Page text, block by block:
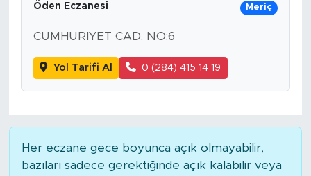
Öden Eczanesi Meriç
CUMHURIYET CAD. NO:6
Yol Tarifi Al 0 (284) 415 14 19
Her eczane gece boyunca açık olmayabilir,
bazıları sadece gerektiğinde açık kalabilir veya
Sağlık
Hava Durumu